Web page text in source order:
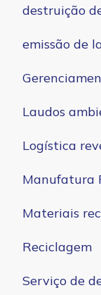
destruição
emissão de
Laudos
Logística
Manufatura
Materiais
Reciclagem
Serviço de